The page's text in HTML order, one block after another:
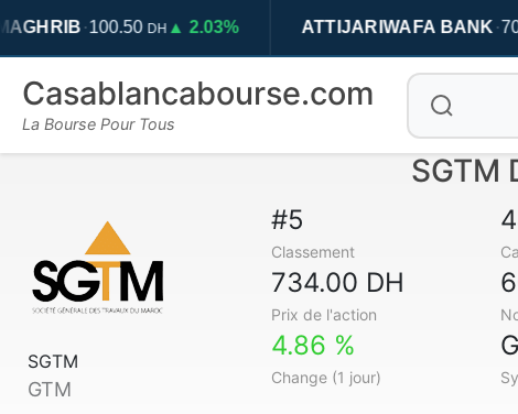
·100.50DH▲ 2.03% ATTIJARIWAFA BANK· 709.50DH
Casablancabourse.com
La Bourse Pour Tous
SGTM
SGTM
GTM
#5
Classement
734.00 DH
Prix de l'action
4.86 %
Change (1 jour)